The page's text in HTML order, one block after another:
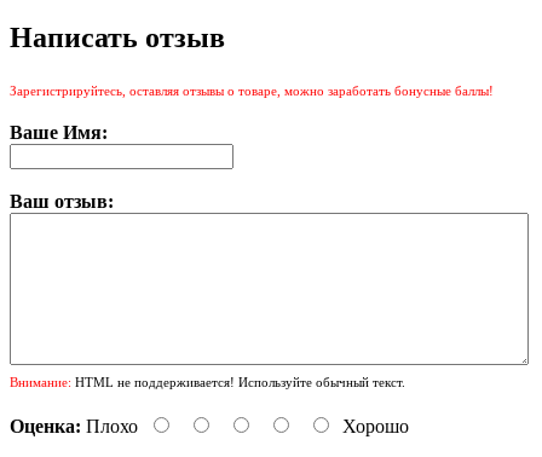
Написать отзыв
Зарегистрируйтесь, оставляя отзывы о товаре, можно заработать бонусные баллы!
Ваше Имя:
Ваш отзыв:
Внимание: HTML не поддерживается! Используйте обычный текст.
Оценка: Плохо Хорошо